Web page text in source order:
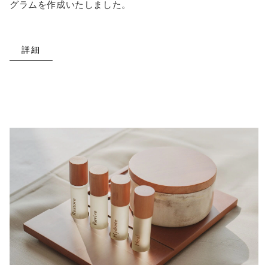
グラムを作成いたしました。
詳細